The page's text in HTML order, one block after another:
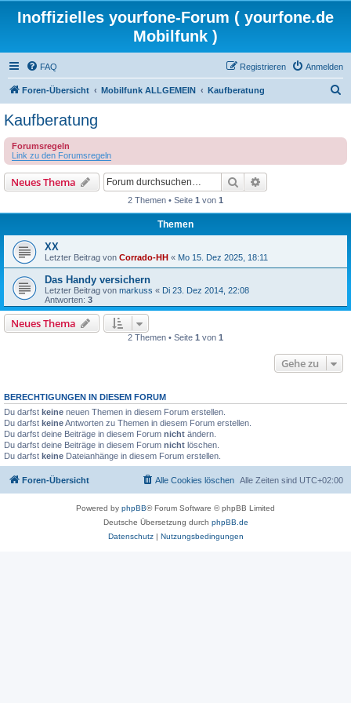
Inoffizielles yourfone-Forum ( yourfone.de
Mobilfunk )
FAQ Anmelden
Registrieren
Foren-Übersicht Mobilfunk ALLGEMEIN Kaufberatung
e
Kaufberatung
Forumsregeln
Link zu den Forumsregeln
Neues Thema Suche
2 Themen • Seite 1 von 1
Themen
XX
Letzter Beitrag von Corrado-HH « Mo 15. Dez 2025, 18:11
Das Handy versichern
Letzter Beitrag von markuss « Di 23. Dez 2014, 22:08
Antworten: 3
Neues Thema
2 Themen • Seite 1 von 1
Gehe zu
BERECHTIGUNGEN IN DIESEM FORUM
Du darfst keine neuen Themen in diesem Forum erstellen.
Du darfst keineAntworten zu Themen in diesem Forum erstellen.
Du darfst deine Beiträge in diesem Forum nicht ändern.
Du darfst deine Beiträge in diesem Forum nicht löschen.
Du darfst keine Dateianhänge in diesem Forum erstellen.
Foren-Übersicht Alle Zeiten sind UTC+02:00
Alle Cookies löschen
Powered by phpBB® Forum Software © phpBB Limited
Deutsche Übersetzung durch phpBB.de
Datenschutz| Nutzungsbedingungen